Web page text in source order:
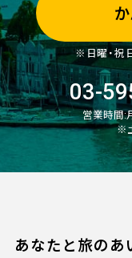
※日曜・祝
03-
営業時間:
※
あなたと旅のあ